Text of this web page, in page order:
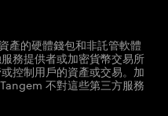
產的硬體錢包和非託管軟體
務提供者或加密貨幣交易所
控制用戶的資產或交易。加
不對這些第三方服務